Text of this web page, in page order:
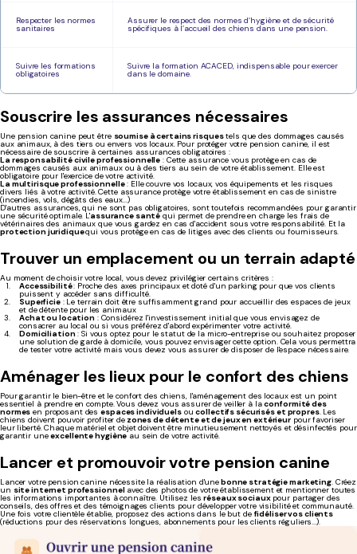
Respecter les normes
sanitaires
Assurer le respect des normes d’hygiène et de sécurité
spécifiques à l’accueil des chiens dans une pension.
Suivre les formations
obligatoires
Suivre la formation ACACED, indispensable pour exercer
dans le domaine.
Souscrire les assurances nécessaires
Une pension canine peut être soumise à certains risquestels que des dommages causés
aux animaux, à des tiers ou envers vos locaux. Pour protéger votre pension canine, il est
nécessaire de souscrire à certaines assurances obligatoires :
La responsabilité civile professionnelle : Cette assurance vous protège en cas de
dommages causés aux animaux ou à des tiers au sein de votre établissement. Elle est
obligatoire pour l'exercice de votre activité.
La multirisque professionnelle: Elle couvre vos locaux, vos équipements et les risques
divers liés à votre activité. Cette assurance protège votre établissement en cas de sinistre
(incendies, vols, dégâts des eaux...)
D'autres assurances, qui ne sont pas obligatoires, sont toutefois recommandées pour garantir
une sécurité optimale. L'assurance santéqui permet de prendre en charge les frais de
vétérinaires des animaux que vous gardez en cas d'accident sous votre responsabilité. Et la
protection juridiquequi vous protège en cas de litiges avec des clients ou fournisseurs.
Trouver un emplacement ou un terrain adapté
Au moment de choisir votre local, vous devez privilégier certains critères :
Accessibilité: Proche des axes principaux et doté d'un parking pour que vos clients
puissent y accéder sans difficulté.
Superficie: Le terrain doit être suffisamment grand pour accueillir des espaces de jeux
et de détente pour les animaux
Achat ou location: Considérez l'investissement initial que vous envisagez de
consacrer au local ou si vous préférez d'abord expérimenter votre activité.
Domiciliation: Si vous optez pour le statut de la micro-entreprise ou souhaitez proposer
une solution de garde à domicile, vous pouvez envisager cette option. Cela vous permettra
de tester votre activité mais vous devez vous assurer de disposer de l'espace nécessaire.
Aménager les lieux pour le confort des chiens
Pour garantir le bien-être et le confort des chiens, l'aménagement des locaux est un point
essentiel à prendre en compte. Vous devez vous assurer de veiller à laconformité des
normes en proposant desespaces individuelsoucollectifs sécurisés et propres. Les
chiens doivent pouvoir profiter dezones de détente et de jeux en extérieur pour favoriser
leur liberté. Chaque matériel et objet doivent être minutieusement nettoyés et désinfectés pour
garantir uneexcellente hygièneau sein de votre activité.
Lancer et promouvoir votre pension canine
Lancer votre pension canine nécessite la réalisation d'unebonne stratégie marketing. Créez
un site internet professionnelavec des photos de votre établissement et mentionner toutes
les informations importantes à connaître. Utilisez lesréseaux sociauxpour partager des
conseils, des offres et des témoignages clients pour développer votre visibilité et communauté.
Une fois votre clientèle établie, proposez des actions dans le but de fidéliser vos clients
(réductions pour des réservations longues, abonnements pour les clients réguliers...).